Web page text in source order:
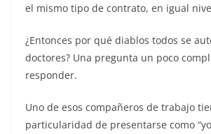
el mismo tipo de contrato, en igual
¿Entonces por qué diablos todos se
doctores? Una pregunta un poco
responder.
Uno de esos compañeros de trabajo
particularidad de presentarse como